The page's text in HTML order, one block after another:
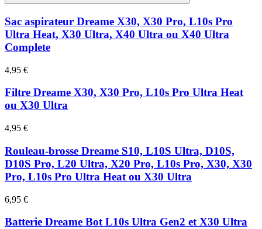
Sac aspirateur Dreame X30, X30 Pro, L10s Pro
Ultra Heat, X30 Ultra, X40 Ultra ou X40 Ultra
Complete
4,95 €
Filtre Dreame X30, X30 Pro, L10s Pro Ultra Heat
ou X30 Ultra
4,95 €
Rouleau-brosse Dreame S10, L10S Ultra, D10S,
D10S Pro, L20 Ultra, X20 Pro, L10s Pro, X30, X30
Pro, L10s Pro Ultra Heat ou X30 Ultra
6,95 €
Batterie Dreame Bot L10s Ultra Gen2 et X30 Ultra